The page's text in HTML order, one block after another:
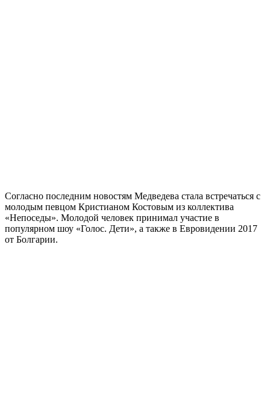
Согласно последним новостям Медведева стала встречаться с
молодым певцом Кристианом Костовым из коллектива
«Непоседы». Молодой человек принимал участие в
популярном шоу «Голос. Дети», а также в Евровидении 2017
от Болгарии.